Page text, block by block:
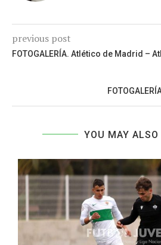
previous post
FOTOGALERÍA. Atlético de Madrid –
YOU MAY ALSO